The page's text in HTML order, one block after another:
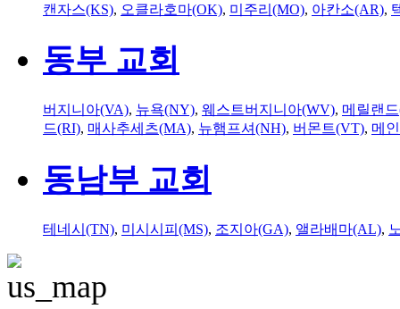
캔자스(KS), 오클라호마(OK), 미주리(MO), 아칸소(AR),
동부 교회
버지니아(VA), 뉴욕(NY), 웨스트버지니아(WV), 메릴랜
드(RI), 매사추세츠(MA), 뉴햄프셔(NH), 버몬트(VT), 메
동남부 교회
테네시(TN), 미시시피(MS), 조지아(GA), 앨라배마(AL),